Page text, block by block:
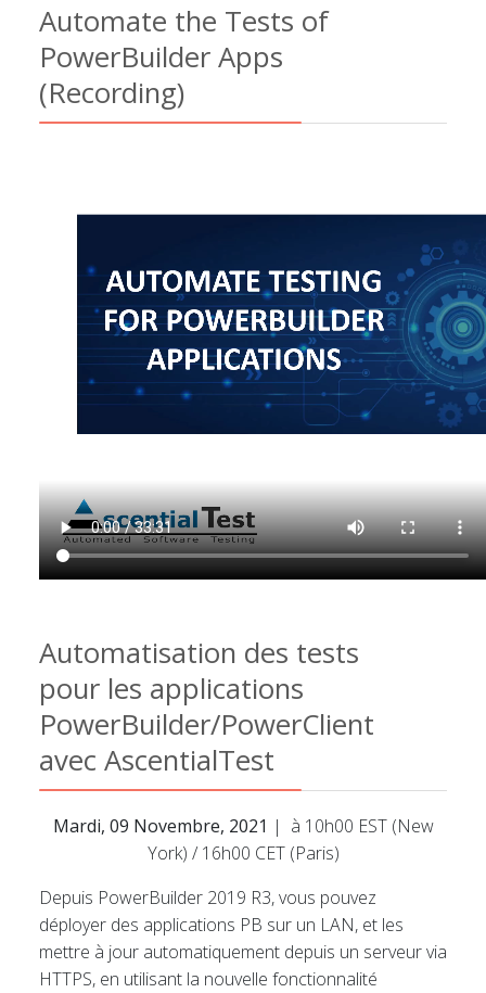
Automate the Tests of
PowerBuilder Apps
(Recording)
Automatisation des tests
pour les applications
PowerBuilder/PowerClient
avec AscentialTest
Mardi, 09 Novembre, 2021 | à 10h00 EST (New
York) / 16h00 CET (Paris)
Depuis PowerBuilder 2019 R3, vous pouvez
déployer des applications PB sur un LAN, et les
mettre à jour automatiquement depuis un serveur via
HTTPS, en utilisant la nouvelle fonctionnalité